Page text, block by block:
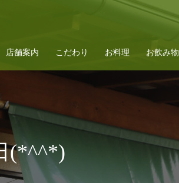
店舗案内 こだわり お料理 お飲み物
(*^^*)